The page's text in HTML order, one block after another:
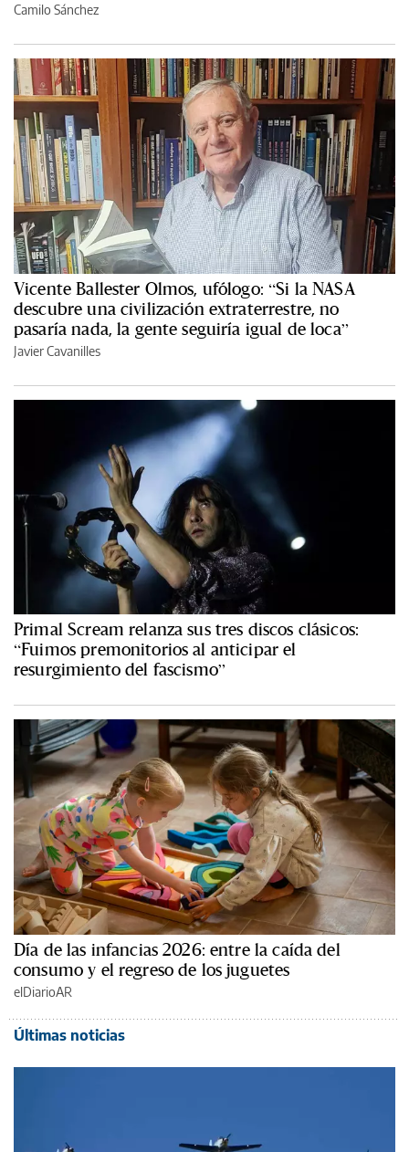
Camilo Sánchez
Vicente Ballester Olmos, ufólogo: “Si la NASA
descubre una civilización extraterrestre, no
pasaría nada, la gente seguiría igual de loca”
Javier Cavanilles
Primal Scream relanza sus tres discos clásicos:
“Fuimos premonitorios al anticipar el
resurgimiento del fascismo”
Día de las infancias 2026: entre la caída del
consumo y el regreso de los juguetes
elDiarioAR
Últimas noticias